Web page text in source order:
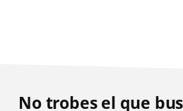
No trobes el que